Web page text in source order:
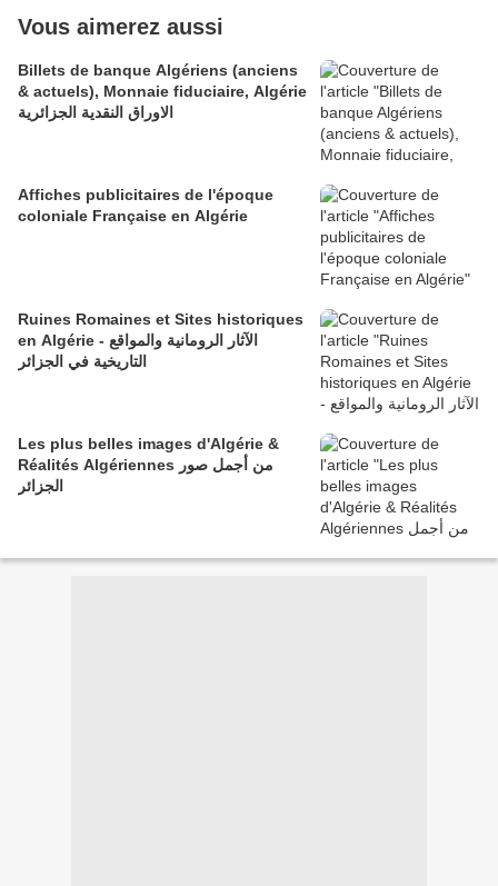
Vous aimerez aussi
Billets de banque Algériens (anciens
& actuels), Monnaie fiduciaire, Algérie
الاوراق النقدية الجزائرية
Affiches publicitaires de l'époque
coloniale Française en Algérie
Ruines Romaines et Sites historiques
en Algérie - الآثار الرومانية والمواقع
التاريخية في الجزائر
Les plus belles images d'Algérie &
Réalités Algériennes من أجمل صور
الجزائر